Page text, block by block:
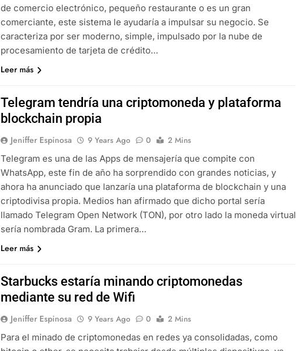
de comercio electrónico, pequeño restaurante o es un gran
comerciante, este sistema le ayudaría a impulsar su negocio. Se
caracteriza por ser moderno, simple, impulsado por la nube de
procesamiento de tarjeta de crédito…
Leer más
Telegram tendría una criptomoneda y plataforma
blockchain propia
Jeniffer Espinosa 9 Years Ago 0
2 Mins
Telegram es una de las Apps de mensajería que compite con
WhatsApp, este fin de año ha sorprendido con grandes noticias, y
ahora ha anunciado que lanzaría una plataforma de blockchain y una
criptodivisa propia. Medios han afirmado que dicho portal sería
llamado Telegram Open Network (TON), por otro lado la moneda virtual
sería nombrada Gram. La primera…
Leer más
Starbucks estaría minando criptomonedas
mediante su red de Wifi
Jeniffer Espinosa 9 Years Ago 0
2 Mins
Para el minado de criptomonedas en redes ya consolidadas, como